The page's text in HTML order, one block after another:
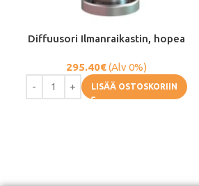
Diffuusori Ilmanraikastin, hopea
295.40€(Alv 0%)
LISÄÄ OSTOSKORIIN